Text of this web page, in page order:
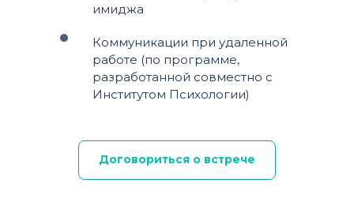
имиджа
Коммуникации при удаленной
работе (по программе,
разработанной совместно с
Институтом Психологии)
Договориться о встрече